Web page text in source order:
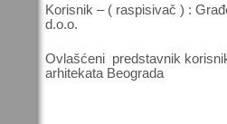
Korisnik – ( raspisivač ) :
d.o.o.
Ovlašćeni predstavnik
arhitekata Beograda